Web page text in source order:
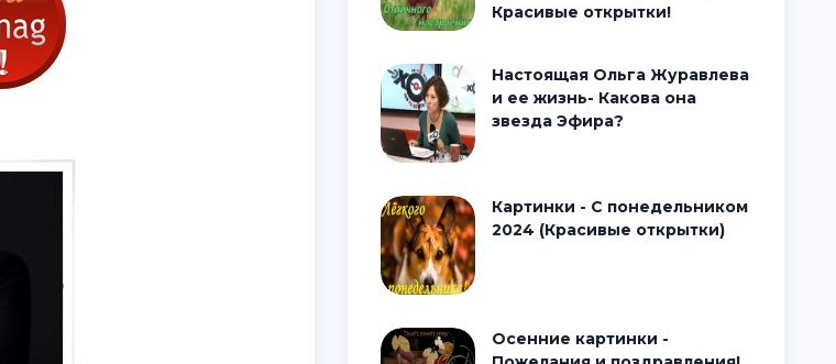
Красивые открытки!
Настоящая Ольга Журавлева
и ее жизнь- Какова она
звезда Эфира?
Картинки - С понедельником
2024 (Красивые открытки)
Осенние картинки -